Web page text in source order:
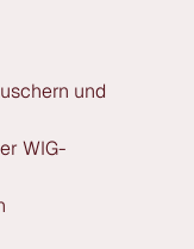
und
WIG-